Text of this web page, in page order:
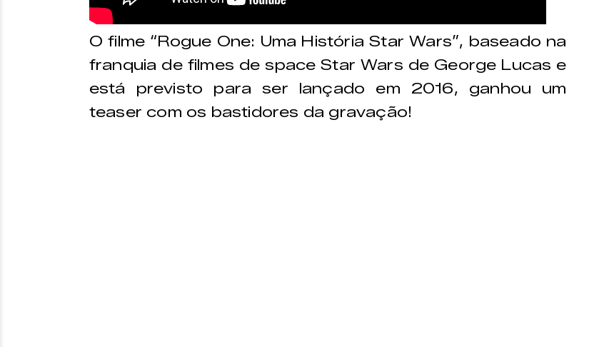
O filme “Rogue One: Uma História Star Wars”, baseado na
franquia de filmes de space Star Wars de George Lucas e
está previsto para ser lançado em 2016, ganhou um
teaser com os bastidores da gravação!